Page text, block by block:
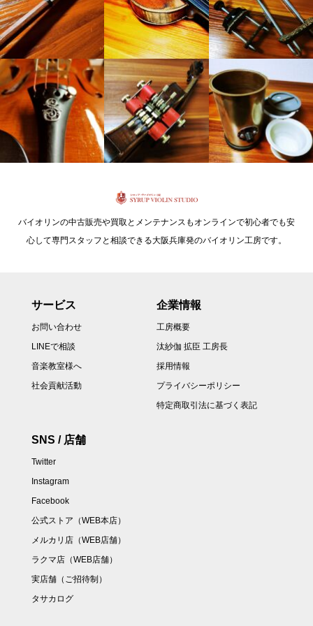
バイオリンの中古販売や買取とメンテナンスもオンラインで初心者でも安
心して専門スタッフと相談できる大阪兵庫発のバイオリン工房です。
サービス
お問い合わせ
LINEで相談
音楽教室様へ
社会貢献活動
企業情報
工房概要
汰紗伽 拡臣 工房長
採用情報
プライバシーポリシー
特定商取引法に基づく表記
SNS / 店舗
Twitter
Instagram
Facebook
公式ストア（WEB本店）
メルカリ店（WEB店舗）
ラクマ店（WEB店舗）
実店舗（ご招待制）
タサカログ